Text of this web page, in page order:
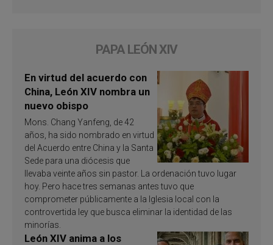
PAPA LEÓN XIV
En virtud del acuerdo con
China, León XIV nombra un
nuevo obispo
Mons. Chang Yanfeng, de 42
años, ha sido nombrado en virtud
del Acuerdo entre China y la Santa
Sede para una diócesis que
llevaba veinte años sin pastor. La ordenación tuvo lugar
hoy. Pero hace tres semanas antes tuvo que
comprometer públicamente a la Iglesia local con la
controvertida ley que busca eliminar la identidad de las
minorías.
León XIV anima a los